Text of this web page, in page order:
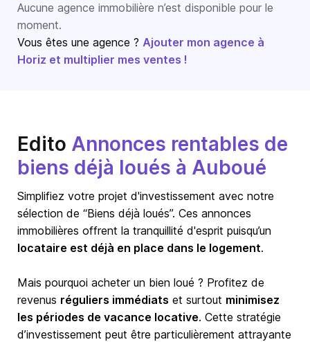
Aucune agence immobilière n’est disponible pour le
moment.
Vous êtes une agence ? Ajouter mon agence à
Horiz et multiplier mes ventes !
Edito Annonces rentables de
biens déjà loués à Auboué
Simplifiez votre projet d'investissement avec notre
sélection de “Biens déjà loués”. Ces annonces
immobilières offrent la tranquillité d'esprit puisqu’un
locataire est déjà en place dans le logement.
Mais pourquoi acheter un bien loué ? Profitez de
revenus réguliers immédiats et surtout minimisez
les périodes de vacance locative. Cette stratégie
d’investissement peut être particulièrement attrayante